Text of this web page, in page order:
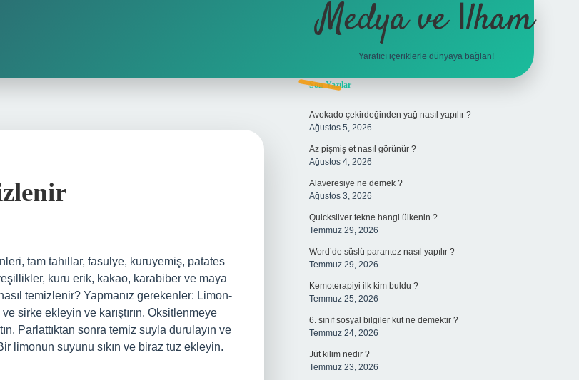
Medya ve İlham
Yaratıcı içeriklerle dünyaya bağlan!
tam tahıllar, fasulye, kuruyemiş, patates
kuru erik, kakao, karabiber ve maya
temizlenir? Yapmanız gerekenler: Limon-
sirke ekleyin ve karıştırın. Oksitlenmeye
Parlattıktan sonra temiz suyla durulayın ve
limonun suyunu sıkın ve biraz tuz ekleyin.
Sidebar
Son Yazılar
Avokado çekirdeğinden yağ nasıl yapılır ?
Ağustos 5, 2026
Az pişmiş et nasıl görünür ?
Ağustos 4, 2026
Alaveresiye ne demek ?
Ağustos 3, 2026
Quicksilver tekne hangi ülkenin ?
Temmuz 29, 2026
Word’de süslü parantez nasıl yapılır ?
Temmuz 29, 2026
Kemoterapiyi ilk kim buldu ?
Temmuz 25, 2026
6. sınıf sosyal bilgiler kut ne demektir ?
Temmuz 24, 2026
Jüt kilim nedir ?
Temmuz 23, 2026